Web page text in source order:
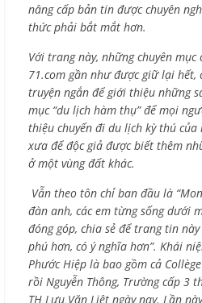
nâng cấp bản tin được chuyên
thức phải bắt mắt hơn.
Với trang này, những chuyên mục
71.com gần như được giữ lại hết,
truyện ngắn để giới thiệu những
mục “du lịch hàm thụ” để mọi
thiệu chuyến đi du lịch kỳ thú
xưa để độc giả được biết thêm
ở một vùng đất khác.
Vẫn theo tôn chỉ ban đầu là
đàn anh, các em từng sống dưới
đóng góp, chia sẻ để trang tin
phú hơn, có ý nghĩa hơn”. Khái
Phước Hiệp là bao gồm cả
rồi Nguyễn Thông, Trường cấp 3
TH Lưu Văn Liệt ngày nay. Lần